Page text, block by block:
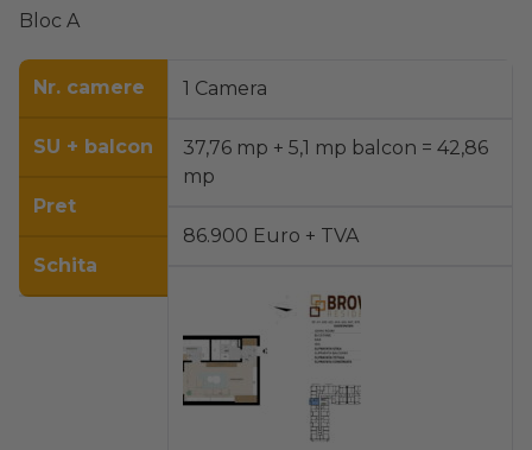
Bloc A
Nr. camere
SU + balcon
Pret
Schita
1 Camera
37,76 mp + 5,1 mp balcon = 42,86
mp
86.900 Euro + TVA